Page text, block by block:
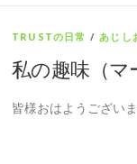
TRUSTの日常 /あじし
私の趣味（
皆様おはようござい